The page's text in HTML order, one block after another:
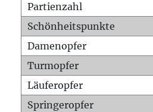
Partienzahl
Schönheitspunkte
Damenopfer
Turmopfer
Läuferopfer
Springeropfer